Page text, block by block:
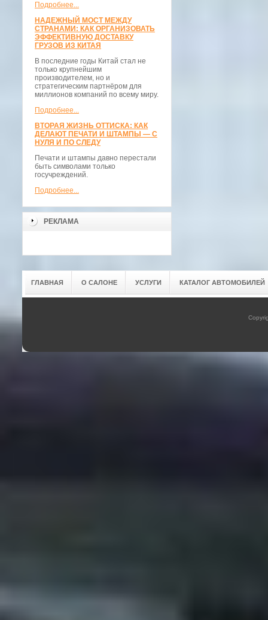
Подробнее...
НАДЕЖНЫЙ МОСТ МЕЖДУ
СТРАНАМИ: КАК ОРГАНИЗОВАТЬ
ЭФФЕКТИВНУЮ ДОСТАВКУ
ГРУЗОВ ИЗ КИТАЯ
В последние годы Китай стал не
только крупнейшим
производителем, но и
стратегическим партнёром для
миллионов компаний по всему миру.
Подробнее...
ВТОРАЯ ЖИЗНЬ ОТТИСКА: КАК
ДЕЛАЮТ ПЕЧАТИ И ШТАМПЫ — С
НУЛЯ И ПО СЛЕДУ
Печати и штампы давно перестали
быть символами только
госучреждений.
Подробнее...
РЕКЛАМА
ГЛАВНАЯ О САЛОНЕ УСЛУГИ КАТАЛОГ АВТОМОБИЛЕЙ